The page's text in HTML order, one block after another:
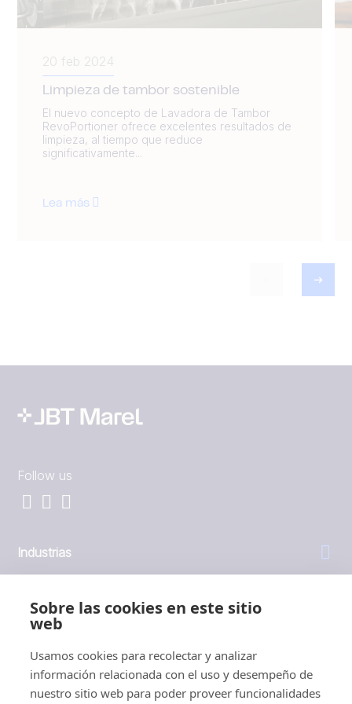
Sobre las cookies en este sitio
web
Usamos cookies para recolectar y analizar
información relacionada con el uso y desempeño de
nuestro sitio web para poder proveer funcionalidades
20 feb 2024
Limpieza de tambor sostenible
El nuevo concepto de Lavadora de Tambor
RevoPortioner ofrece excelentes resultados de
limpieza, al tiempo que reduce
significativamente...
Lea más
Follow us
Industrias
Inversores